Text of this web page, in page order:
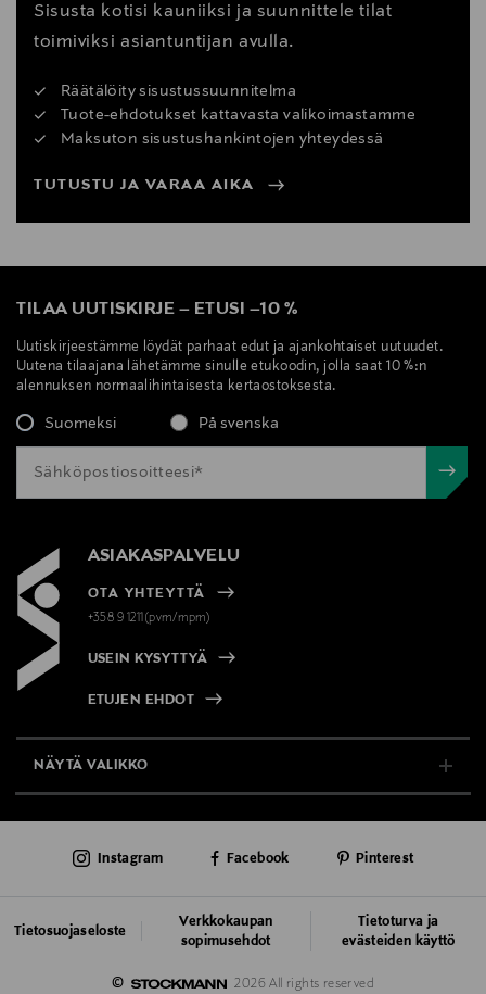
Sisusta kotisi kauniiksi ja suunnittele tilat
toimiviksi asiantuntijan avulla.
Räätälöity sisustussuunnitelma
Tuote-ehdotukset kattavasta valikoimastamme
Maksuton sisustushankintojen yhteydessä
TUTUSTU JA VARAA AIKA
TILAA UUTISKIRJE – ETUSI –10 %
Uutiskirjeestämme löydät parhaat edut ja ajankohtaiset uutuudet.
Uutena tilaajana lähetämme sinulle etukoodin, jolla saat 10 %:n
alennuksen normaalihintaisesta kertaostoksesta.
Suomeksi På svenska
ASIAKASPALVELU
OTA YHTEYTTÄ
+358 9 1211(pvm/mpm)
USEIN KYSYTTYÄ
ETUJEN EHDOT
NÄYTÄ VALIKKO
AJANKOHTAISTA
©
2026 All rights reserved
Tietosuojaseloste
Verkkokaupan
sopimusehdot
Tietoturva ja
evästeiden käyttö
Instagram Facebook Pinterest